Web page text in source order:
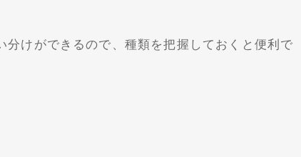
けができるので、種類を把握しておくと便利で